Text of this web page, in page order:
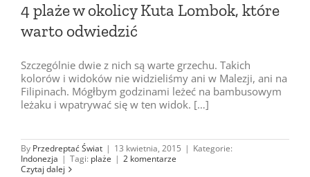
4 plaże w okolicy Kuta Lombok, które
warto odwiedzić
Szczególnie dwie z nich są warte grzechu. Takich
kolorów i widoków nie widzieliśmy ani w Malezji, ani na
Filipinach. Mógłbym godzinami leżeć na bambusowym
leżaku i wpatrywać się w ten widok. […]
By Przedreptać Świat | 13 kwietnia, 2015 | Kategorie:
Indonezja | Tagi: plaże | 2 komentarze
Czytaj dalej